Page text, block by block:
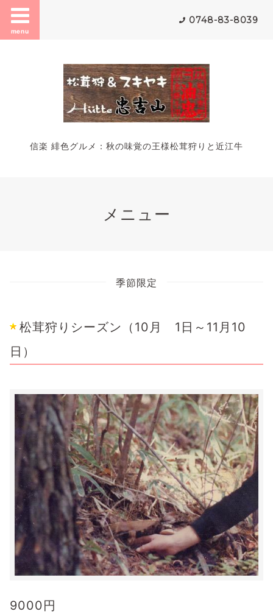
menu
0748-83-8039
信楽 緋色グルメ：秋の味覚の王様松茸狩りと近江牛
メニュー
季節限定
松茸狩りシーズン（10月 1日～11月10
日）
9000円